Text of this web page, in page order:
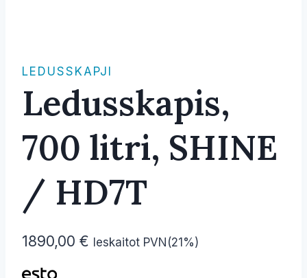
LEDUSSKAPJI
Ledusskapis,
700 litri, SHINE
/ HD7T
1890,00 € Ieskaitot PVN(21%)